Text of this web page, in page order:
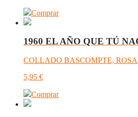
Comprar
1960 EL AÑO QUE TÚ
COLLADO BASCOMPTE, ROSA
5,95 €
Comprar